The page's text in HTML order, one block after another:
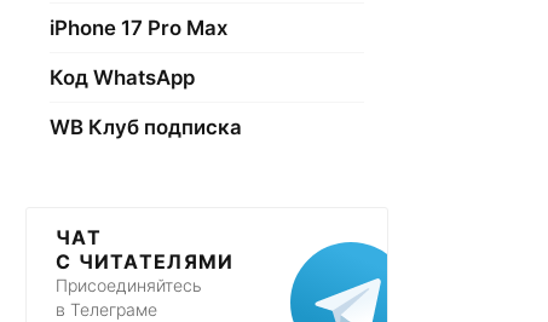
iPhone 17 Pro Max
Код WhatsApp
WB Клуб подписка
ЧАТ
С ЧИТАТЕЛЯМИ
Присоединяйтесь
в Телеграме